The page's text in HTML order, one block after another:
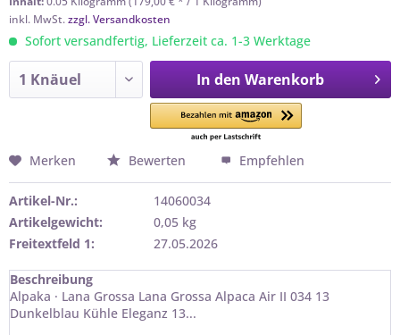
inkl. MwSt.zzgl. Versandkosten
Sofort versandfertig, Lieferzeit ca. 1-3 Werktage
In den Warenkorb
Merken Bewerten Empfehlen
Artikel-Nr.:
14060034
Artikelgewicht:
0,05 kg
Freitextfeld 1:
27.05.2026
Beschreibung
Alpaka · Lana Grossa Lana Grossa Alpaca Air II 034 13
Dunkelblau Kühle Eleganz 13...